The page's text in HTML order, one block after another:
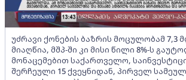
უძრავი ქონების ბაზრის მოცულობამ
მიაღწია, მშპ-ში კი მისი წილი 8%-ს
მონაცემებით საქართველო,
შერჩეული 15 ქვეყნიდან, პირველ